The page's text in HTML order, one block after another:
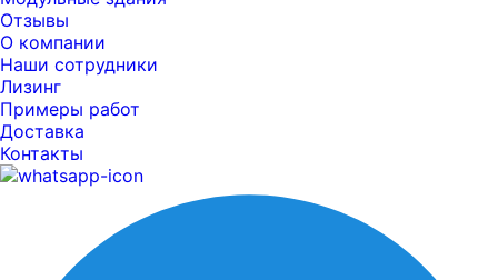
Отзывы
О компании
Наши сотрудники
Лизинг
Примеры работ
Доставка
Контакты